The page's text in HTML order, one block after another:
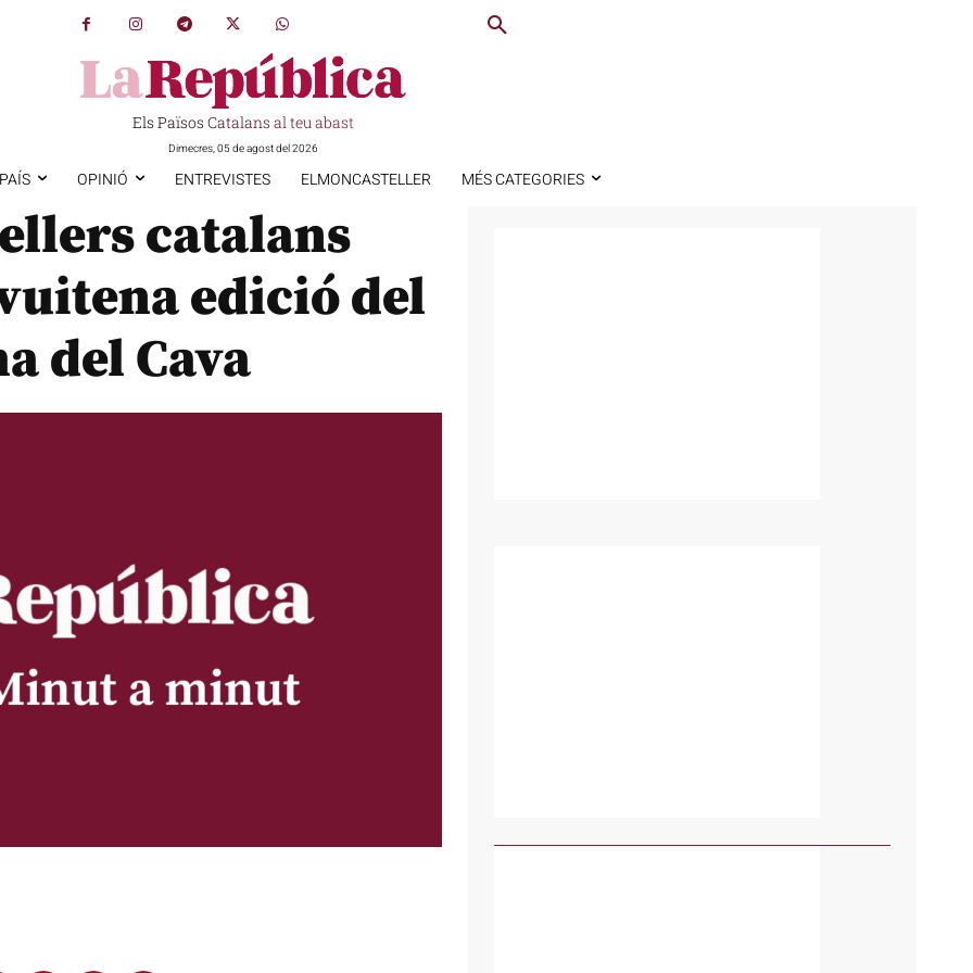
Els Països Catalans al teu abast
Dimecres, 05 de agost del 2026
OPINIÓ ENTREVISTES ELMONCASTELLER MÉS CATEGORIES
catalans
edició del
del Cava